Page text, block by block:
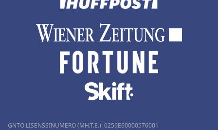
GNTO LISENSSINUMERO (MH.T.E.): 0259Ε60000576001